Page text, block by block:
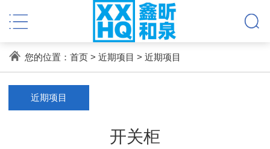
您的位置： 首页> 近期项目 > 近期项目
近期项目
开关柜